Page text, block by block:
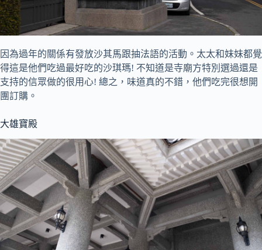
因為過年的關係有發放沙其馬跟抽法語的活動。太太和妹妹都覺
得這是他們吃過最好吃的沙琪瑪! 不知道是寺廟方特別選過還是
支持的信眾做的很用心! 總之，味道真的不錯，他們吃完很想開
團訂購。
大雄寶殿